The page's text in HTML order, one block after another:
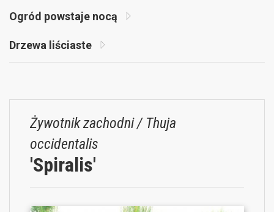
Ogród powstaje nocą
Drzewa liściaste
Żywotnik zachodni / Thuja
occidentalis
'Spiralis'